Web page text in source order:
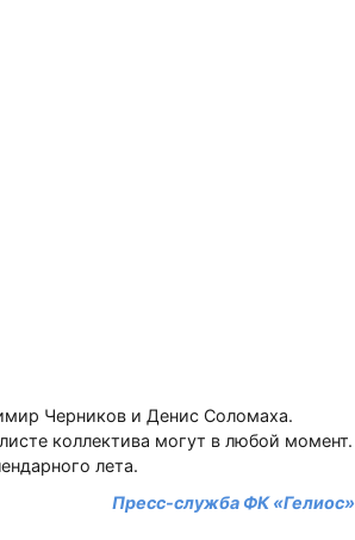
Черников и Денис Соломаха.
коллектива могут в любой момент.
лета.
Пресс-служба ФК «Гелиос»